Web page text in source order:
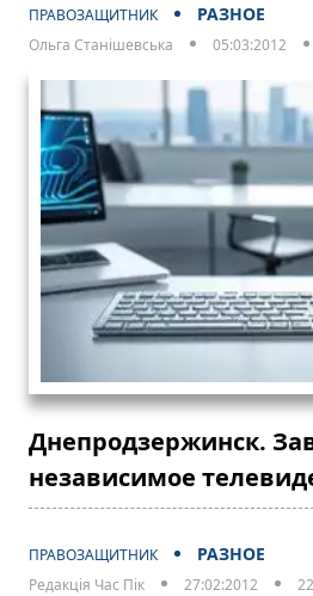
ПРАВОЗАЩИТНИК РАЗНОЕ
Ольга Станішевська 05:03:2012
Днепродзержинск.
независимое
ПРАВОЗАЩИТНИК РАЗНОЕ
Редакція Час Пік 27:02:2012